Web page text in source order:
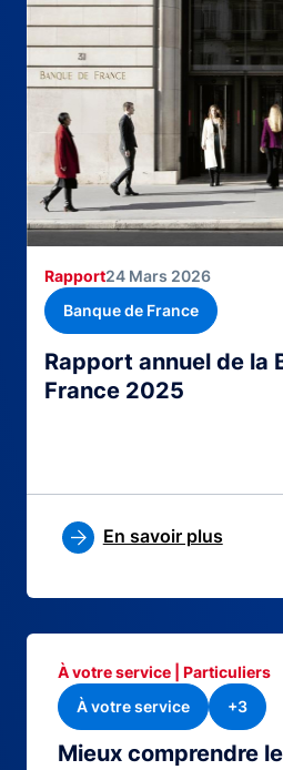
Rapport annuel de la
France 2025
Rapport24 Mars 2026
Banque de France
En savoir plus
Mieux comprendre
À votre service | Particuliers
À votre service
+3